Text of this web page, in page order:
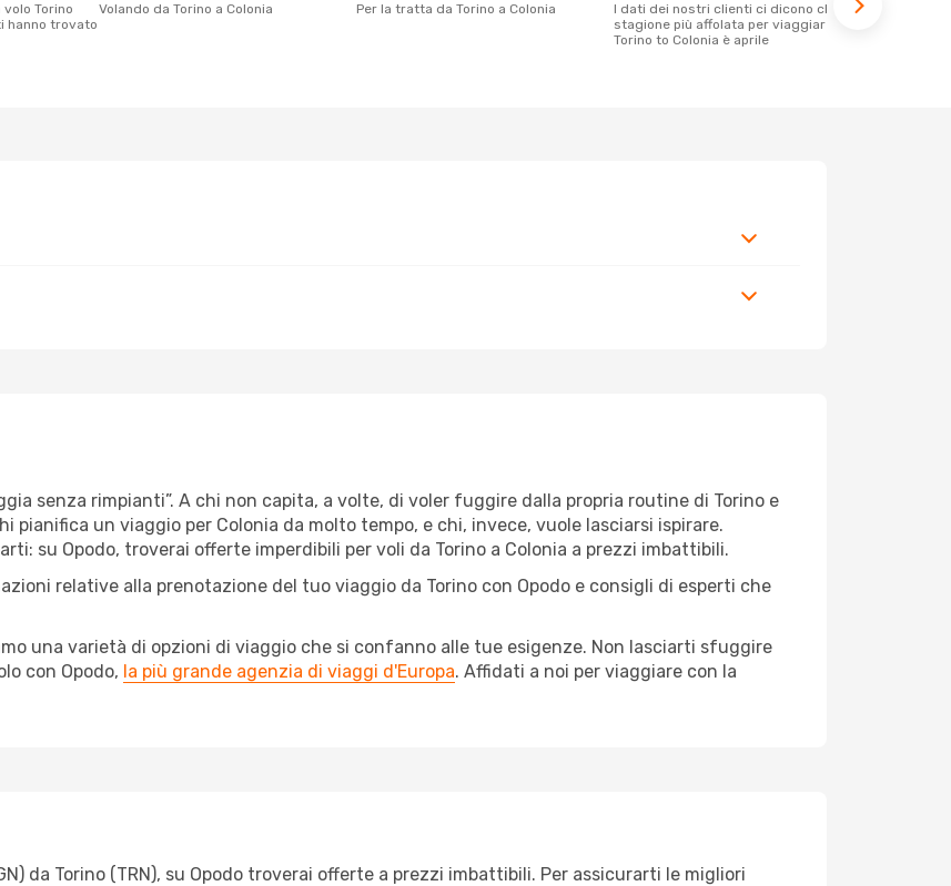
hanno trovato
Volando da Torino a Colonia Per la tratta da Torino a Colonia
I dati dei nostri clienti ci dicono che la
stagione più affolata per viaggiare da
Torino to Colonia è aprile
senza rimpianti”. A chi non capita, a volte, di voler fuggire dalla propria routine di Torino e
pianifica un viaggio per Colonia da molto tempo, e chi, invece, vuole lasciarsi ispirare.
su Opodo, troverai offerte imperdibili per voli da Torino a Colonia a prezzi imbattibili.
relative alla prenotazione del tuo viaggio da Torino con Opodo e consigli di esperti che
una varietà di opzioni di viaggio che si confanno alle tue esigenze. Non lasciarti sfuggire
con Opodo, la più grande agenzia di viaggi d'Europa. Affidati a noi per viaggiare con la
da Torino (TRN), su Opodo troverai offerte a prezzi imbattibili. Per assicurarti le migliori